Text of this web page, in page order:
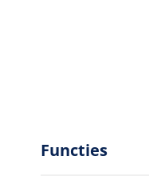
Functies